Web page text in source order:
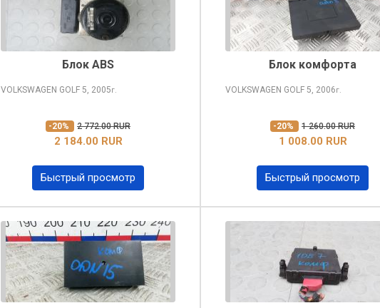
Блок ABS
VOLKSWAGEN GOLF 5, 2005г.
-20% 2 772.00 RUR
2 184.00 RUR
Быстрый просмотр
Блок комфорта
VOLKSWAGEN GOLF 5, 2006г.
-20% 1 260.00 RUR
1 008.00 RUR
Быстрый просмотр